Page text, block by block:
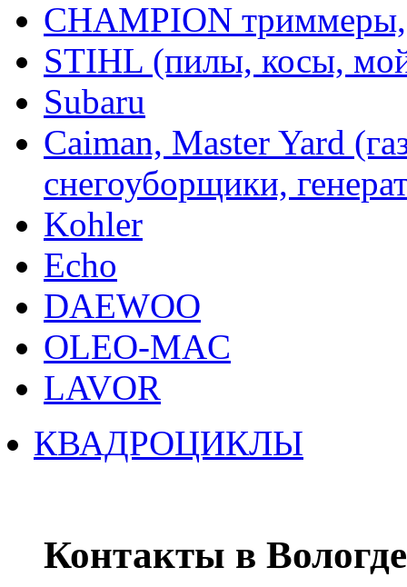
CHAMPION
STIHL (пилы, косы,
Subaru
Caiman, Master Yard
снегоуборщики,
Kohler
Echo
DAEWOO
OLEO-MAC
LAVOR
КВАДРОЦИКЛЫ
Контакты в Вологде